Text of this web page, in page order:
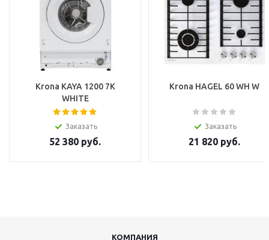
Krona KAYA 1200 7K
WHITE
Заказать
52 380 руб.
Krona HAGEL 60 WH W
Заказать
21 820 руб.
КОМПАНИЯ